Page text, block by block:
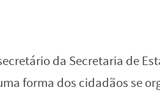
da Secretaria de
forma dos cidadãos se